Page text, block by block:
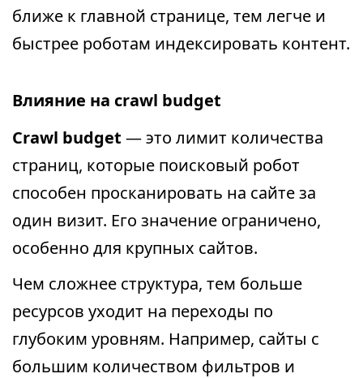
ближе к главной странице, тем легче и
быстрее роботам индексировать контент.
Влияние на crawl budget
Crawl budget — это лимит количества
страниц, которые поисковый робот
способен просканировать на сайте за
один визит. Его значение ограничено,
особенно для крупных сайтов.
Чем сложнее структура, тем больше
ресурсов уходит на переходы по
глубоким уровням. Например, сайты с
большим количеством фильтров и